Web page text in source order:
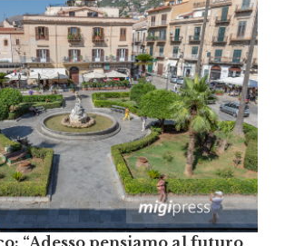
“Adesso pensiamo al futuro
Monreale”